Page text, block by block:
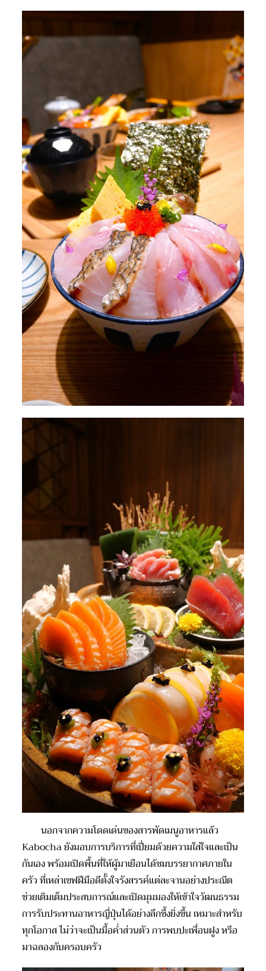
นอกจากความโดดเด่นของสารพัดเมนูอาหารแล้ว
Kabocha ยังมอบการบริการที่เปี่ยมด้วยความใส่ใจและเป็น
กันเอง พร้อมเปิดพื้นที่ให้ผู้มาเยือนได้ชมบรรยากาศภายใน
ครัว ที่เหล่าเชฟฝีมือดีตั้งใจรังสรรค์แต่ละจานอย่างประณีต
ช่วยเติมเต็มประสบการณ์และเปิดมุมมองให้เข้าใจวัฒนธรรม
การรับประทานอาหารญี่ปุ่นได้อย่างลึกซึ้งยิ่งขึ้น เหมาะสำหรับ
ทุกโอกาส ไม่ว่าจะเป็นมื้อค่ำส่วนตัว การพบปะเพื่อนฝูง หรือ
มาฉลองกับครอบครัว